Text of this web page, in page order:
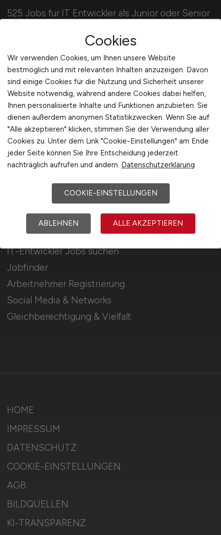
525 Jobs für IT Entwickler als Junior oder Senior
Intelligence oder IT Security.
Für Arbeitnehmer
IT-Entwickler Jobs suchen
Jobfinder
Arbeitnehmer Registrierung
Social Media & Networks
Gleichberechtigung & Vielfalt
Für Arbeitgeber
Stellenanzeigen schalten
Mediadaten & Konditionen
Arbeitgeber Seite
Arbeitgeber Kontakt
HOME
IMPRESSUM
DATENSCHUTZ
COOKIE-EINSTELLUNGEN
AGB
BILDQUELLEN
KI-TRANSPARENZ
Cookies
Wir verwenden Cookies, um Ihnen unsere Website
bestmöglich und mit relevanten Inhalten anzuzeigen. Davon
sind einige Cookies für die Nutzung und Sicherheit unserer
Website notwendig, während andere Cookies dabei helfen,
Ihnen personalisierte Inhalte und Funktionen anzubieten. Sie
dienen außerdem anonymen Statistikzwecken. Wenn Sie auf
"Alle akzeptieren" klicken, stimmen Sie der Verwendung aller
Cookies zu. Unter dem Link "Cookie-Einstellungen" am Ende
jeder Seite können Sie Ihre Entscheidung jederzeit
nachträglich aufrufen und ändern. Datenschutzerklärung
COOKIE-EINSTELLUNGEN
ABLEHNEN ALLE AKZEPTIEREN